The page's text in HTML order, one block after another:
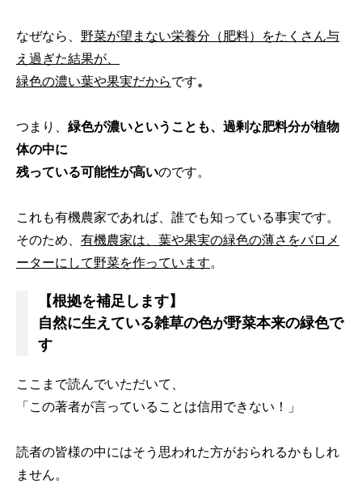
なぜなら、 野菜が望まない栄養分（肥料）をたくさん与
え過ぎた結果が、
緑色の濃い葉や果実だからです。
つまり、 緑色が濃いということ も、過剰な肥料分が植物
体の中に
残っている可能性が高いのです。
これも有機農家であれば、誰でも知っている事実です。
そのため、 有機農家は、葉や果実の緑色の薄さをバロメ
ーターにして野菜を作っています。
【根拠を補足します】
自然に生えている雑草の色が野菜本来の緑色で
す
ここまで読んでいただいて、
「この著者が言っていることは信用できない！」
読者の皆様の中にはそう思われた方がおられるかもしれ
ません。